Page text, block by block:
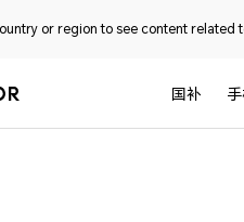
or region to see content related
国补